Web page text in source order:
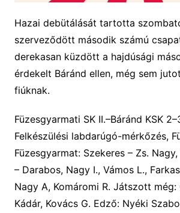
Hazai debütálását tartotta
szerveződött második számú
derekasan küzdött a hajdúsági
érdekelt Báránd ellen, még sem
fiúknak.
Füzesgyarmati SK II.–Báránd KSK2–
Felkészülési labdarúgó-mérkőzés,
Füzesgyarmat: Szekeres –Zs. Nagy,
– Darabos, Nagy I., Vámos L.,
Nagy A, Komáromi R. Játszott még:
Kádár, Kovács G. Edző: Nyéki